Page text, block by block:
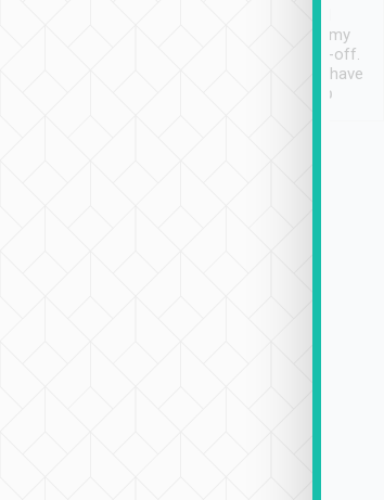
have safely arrived at my
destination after drop-off.
Definitely something I have
not seen elsewhere 👍